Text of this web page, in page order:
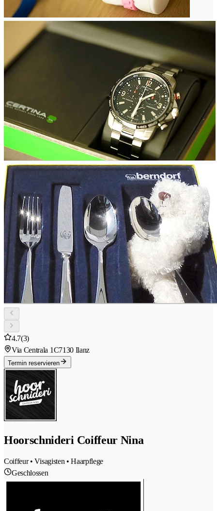
4.7(3)
Via Centrala 1C7130 Ilanz
Termin reservieren
Hoorschnideri Coiffeur Nina
Coiffeur • Visagisten • Haarpflege
Geschlossen